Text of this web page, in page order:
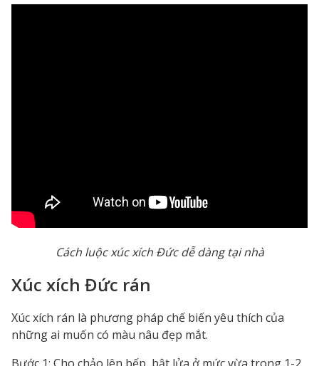
Cách luộc xúc xích Đức dễ dàng tại nhà
Xúc xích Đức rán
Xúc xích rán là phương pháp chế biến yêu thích của
những ai muốn có màu nâu đẹp mắt.